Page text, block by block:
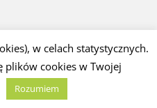
w celach statystycznych.
plików cookies w Twojej
Rozumiem